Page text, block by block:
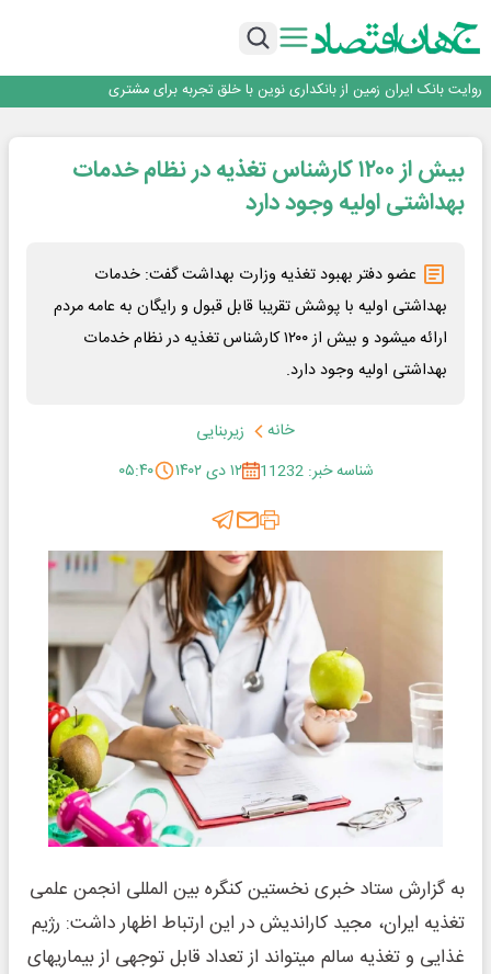
اجرای برنامه تحول بانک با تمرکز بر منابع پایدار، درآمدهای کارمزدی و بازسازی اعتماد
داد
روایت بانک ایران زمین از بانکداری نوین با خلق تجربه برای مشتری
سرپرست اداره کل روابط عمومی بیمه مرکزی منصوب شد
اجرای برنامه تحول بانک با تمرکز بر منابع پایدار، درآمدهای کارمزدی و بازسازی اعتماد
مشتریان
بانک مهر ایران بیش از ۷۰ میلیارد تومان به برنامه‌های مسئولیت اجتماعی اختصاص
بیش از ۱۲۰۰ کارشناس تغذیه در نظام خدمات
بهداشتی اولیه وجود دارد
عضو دفتر بهبود تغذیه وزارت بهداشت گفت: خدمات
بهداشتی اولیه با پوشش تقریبا قابل قبول و رایگان به عامه مردم
ارائه میشود و بیش از ۱۲۰۰ کارشناس تغذیه در نظام خدمات
بهداشتی اولیه وجود دارد.
خانه
زیربنایی
شناسه خبر: 11232
۱۲ دی ۱۴۰۲ ۰۵:۴۰
به گزارش ستاد خبری نخستین کنگره بین المللی انجمن علمی
تغذیه ایران، مجید کاراندیش در این ارتباط اظهار داشت: رژیم
غذایی و تغذیه سالم میتواند از تعداد قابل توجهی از بیماریهای